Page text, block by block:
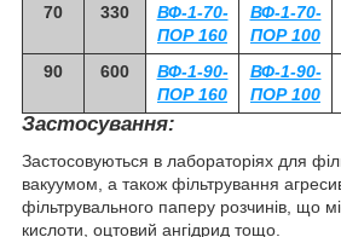
70
330
ВФ-1-70-
ПОР 160
ВФ-1-70-
ПОР 100
90
600
ВФ-1-90-
ПОР 160
ВФ-1-90-
ПОР 100
Застосування:
Застосовуються в лабораторіях для
вакуумом, а також фільтрування
фільтрувального паперу розчинів, що
кислоти, оцтовий ангідрид тощо.